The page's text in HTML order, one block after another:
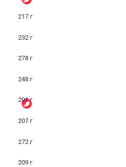
217 г
232 г
278 г
248 г
201 г
207 г
272 г
209 г